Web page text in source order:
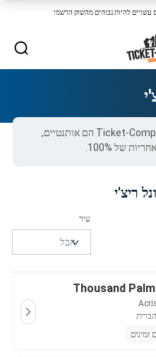
עשויים להיות גבוהים מהשוק הרשמי.
כל כרטיסי ליונל ריצ'י ב-Ticket-Compare.com הם אותנטיים,
של 100%.
ריצ'י